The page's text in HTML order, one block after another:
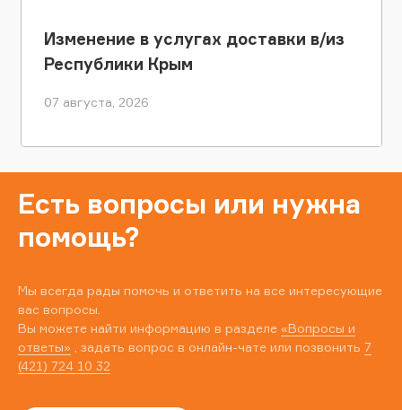
Изменение в услугах доставки в/из
Республики Крым
07 августа, 2026
Есть вопросы или нужна
помощь?
Мы всегда рады помочь и ответить на все интересующие
вас вопросы.
Вы можете найти информацию в разделе «Вопросы и
ответы» , задать вопрос в онлайн-чате или позвонить 7
(421) 724 10 32